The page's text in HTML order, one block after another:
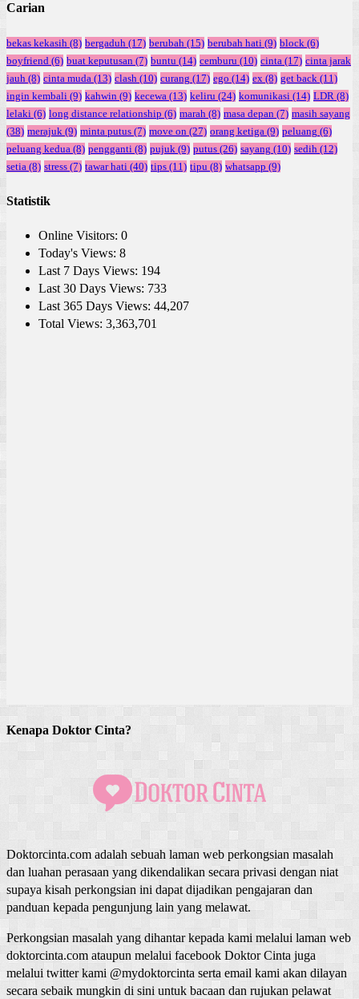
Carian
bekas kekasih (8) bergaduh (17) berubah (15) berubah hati (9) block (6)
boyfriend (6) buat keputusan (7) buntu (14) cemburu (10) cinta (17) cinta jarak
jauh (8) cinta muda (13) clash (10) curang (17) ego (14) ex (8) get back (11)
ingin kembali (9) kahwin (9) kecewa (13) keliru (24) komunikasi (14) LDR (8)
lelaki (6) long distance relationship (6) marah (8) masa depan (7) masih sayang
(38) merajuk (9) minta putus (7) move on (27) orang ketiga (9) peluang (6)
peluang kedua (8) pengganti (8) pujuk (9) putus (26) sayang (10) sedih (12)
setia (8) stress (7) tawar hati (40) tips (11) tipu (8) whatsapp (9)
Statistik
Online Visitors: 0
Today's Views: 8
Last 7 Days Views: 194
Last 30 Days Views: 733
Last 365 Days Views: 44,207
Total Views: 3,363,701
Kenapa Doktor Cinta?
Doktorcinta.com adalah sebuah laman web perkongsian masalah
dan luahan perasaan yang dikendalikan secara privasi dengan niat
supaya kisah perkongsian ini dapat dijadikan pengajaran dan
panduan kepada pengunjung lain yang melawat.
Perkongsian masalah yang dihantar kepada kami melalui laman web
doktorcinta.com ataupun melalui facebook Doktor Cinta juga
melalui twitter kami @mydoktorcinta serta email kami akan dilayan
secara sebaik mungkin di sini untuk bacaan dan rujukan pelawat